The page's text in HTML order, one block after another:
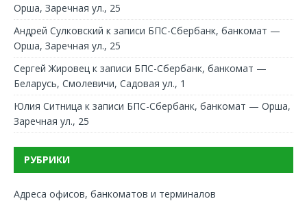
Орша, Заречная ул., 25
Андрей Сулковский к записи БПС-Сбербанк, банкомат —
Орша, Заречная ул., 25
Сергей Жировец к записи БПС-Сбербанк, банкомат —
Беларусь, Смолевичи, Садовая ул., 1
Юлия Ситница к записи БПС-Сбербанк, банкомат — Орша,
Заречная ул., 25
РУБРИКИ
Адреса офисов, банкоматов и терминалов